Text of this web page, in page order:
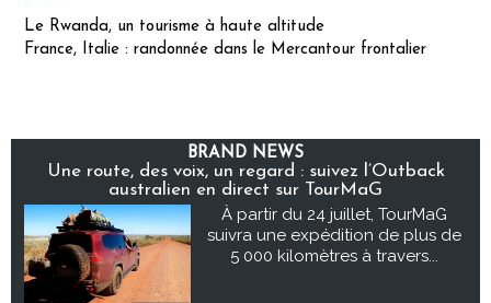
Le Rwanda, un tourisme à haute altitude
France, Italie : randonnée dans le Mercantour frontalier
BRAND NEWS
Une route, des voix, un regard : suivez l’Outback
australien en direct sur TourMaG
À partir du 24 juillet, TourMaG
suivra une expédition de plus de
5 000 kilomètres à travers...